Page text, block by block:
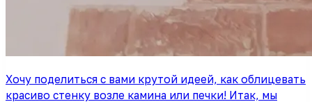
Хочу поделиться с вами крутой идеей, как облицевать
красиво стенку возле камина или печки! Итак, мы